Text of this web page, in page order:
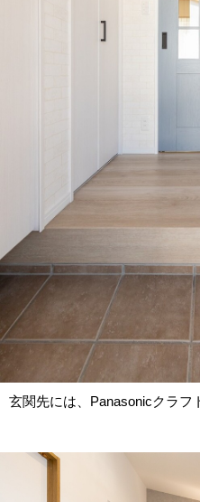
玄関先には、Panasonicクラフ